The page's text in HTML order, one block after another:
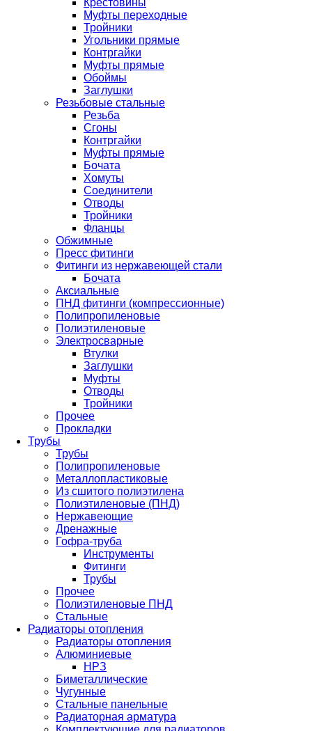
Крестовины
Муфты переходные
Тройники
Угольники прямые
Контргайки
Муфты прямые
Обоймы
Заглушки
Резьбовые стальные
Резьба
Сгоны
Контргайки
Муфты прямые
Бочата
Хомуты
Соединители
Отводы
Тройники
Фланцы
Обжимные
Пресс фитинги
Фитинги из нержавеющей стали
Бочата
Аксиальные
ПНД фитинги (компрессионные)
Полипропиленовые
Полиэтиленовые
Электросварные
Втулки
Заглушки
Муфты
Отводы
Тройники
Прочее
Прокладки
Трубы
Трубы
Полипропиленовые
Металлопластиковые
Из сшитого полиэтилена
Полиэтиленовые (ПНД)
Нержавеющие
Дренажные
Гофра-труба
Инструменты
Фитинги
Трубы
Прочее
Полиэтиленовые ПНД
Стальные
Радиаторы отопления
Радиаторы отопления
Алюминиевые
НРЗ
Биметаллические
Чугунные
Стальные панельные
Радиаторная арматура